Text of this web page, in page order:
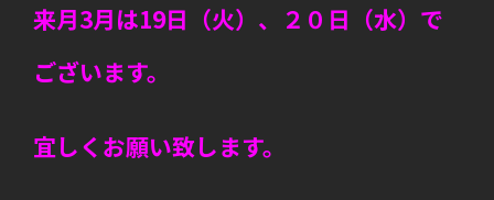
来月3月は19日（火）、２０日（水）で
ございます。
宜しくお願い致します。